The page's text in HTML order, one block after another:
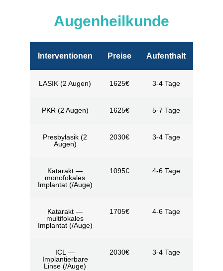
Augenheilkunde
Interventionen Preise Aufenthalt
LASIK (2 Augen) 1625€ 3-4 Tage
PKR (2 Augen) 1625€ 5-7 Tage
Presbylasik (2
Augen)
2030€ 3-4 Tage
Katarakt —
monofokales
Implantat (/Auge)
1095€ 4-6 Tage
Katarakt —
multifokales
Implantat (/Auge)
1705€ 4-6 Tage
ICL —
Implantierbare
Linse (/Auge)
2030€ 3-4 Tage